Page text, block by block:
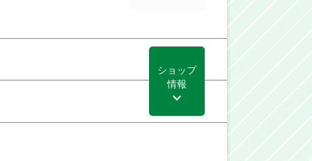
ショップ
情報